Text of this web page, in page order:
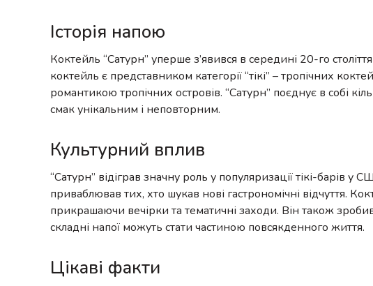
Історія напою
Коктейль “Сатурн” уперше з’явився в середині 20-го
коктейль є представником категорії “тікі” – тропічних
романтикою тропічних островів. “Сатурн” поєднує в собі
смак унікальним і неповторним.
Культурний вплив
“Сатурн” відіграв значну роль у популяризації тікі-барів
приваблював тих, хто шукав нові гастрономічні відчуття.
прикрашаючи вечірки та тематичні заходи. Він також
складні напої можуть стати частиною повсякденного життя.
Цікаві факти